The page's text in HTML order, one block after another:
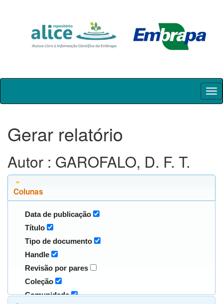
Skip
Gerar relatório
Autor : GAROFALO, D. F. T.
Colunas
Data de publicação
Título
Tipo de documento
Handle
Revisão por pares
Coleção
Comunidade